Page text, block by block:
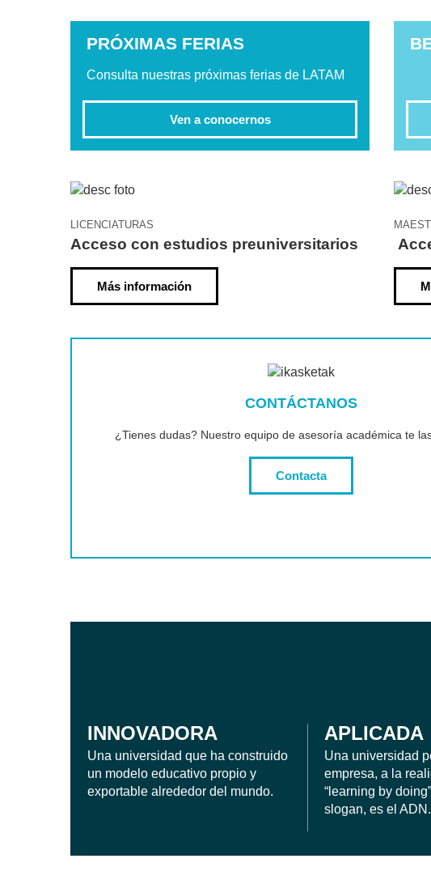
PRÓXIMAS FERIAS
Consulta nuestras próximas ferias de LATAM
Ven a conocernos
LICENCIATURAS
Acceso con estudios preuniversitarios
Más información
CONTÁCTANOS
¿Tienes dudas? Nuestro equipo de asesoría académica te
Contacta
INNOVADORA
Una universidad que ha construido
un modelo educativo propio y
exportable alrededor del mundo.
APLICADA
Una universidad
empresa, a la
“learning by
slogan, es el ADN.